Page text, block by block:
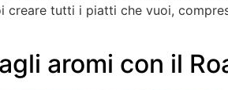
creare tutti i piatti che vuoi,
aromi con il